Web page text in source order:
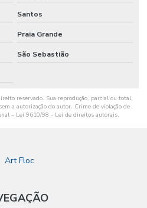
Santos
Praia Grande
São Sebastião
reservado. Sua reprodução, parcial ou total,
a autorização do autor. Crime de violação de
– Lei 9610/98 - Lei de direitos autorais.